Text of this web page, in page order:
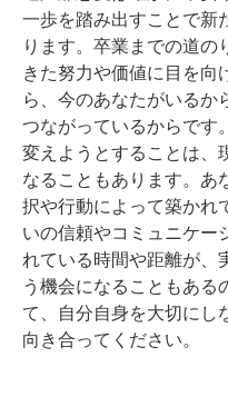
一歩を踏み出すことで新
ります。卒業までの道の
きた努力や価値に目を向
ら、今のあなたがいるか
つながっているからです
変えようとすることは、
なることもあります。あ
択や行動によって築かれ
いの信頼やコミュニケー
れている時間や距離が、
う機会になることもある
て、自分自身を大切にし
向き合ってください。